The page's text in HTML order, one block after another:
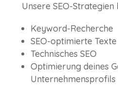
Unsere SEO-Strategien
Keyword-Recherche
SEO-optimierte Texte
Technisches SEO
Optimierung deines
Unternehmensprofils